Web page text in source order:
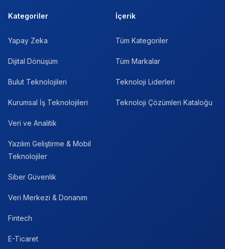
Kategoriler
Yapay Zeka
Dijital Dönüşüm
Bulut Teknolojileri
Kurumsal İş Teknolojileri
Veri ve Analitik
Yazılım Geliştirme & Mobil
Teknolojiler
Siber Güvenlik
Veri Merkezi & Donanım
Fintech
E-Ticaret
İçerik
Tüm Kategoriler
Tüm Markalar
Teknoloji Liderleri
Teknoloji Çözümleri Kataloğu